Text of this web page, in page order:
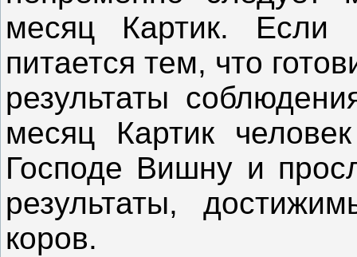
месяц Картик. Если
питается тем, что
результаты
месяц Картик
Господе Вишну и
результаты,
коров.